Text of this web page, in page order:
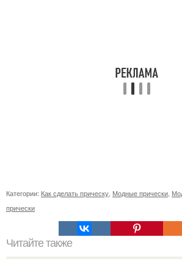
Категории: Как сделать прическу Модные прически
прически
Читайте также